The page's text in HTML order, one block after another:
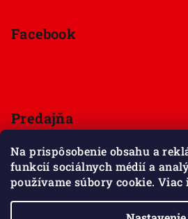
Na prispôsobenie obsahu a
funkcií sociálnych médií a
používame súbory cookie.
Facebook
Predajňa
Štúrova 33, 949 01 Nitra
Pondelok - Sobota 9:00 - 18:00
Nedeľa - zatvorené
Zobraziť mapu